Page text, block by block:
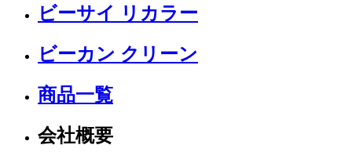
ビーサイ リカラー
ビーカン クリーン
商品一覧
会社概要